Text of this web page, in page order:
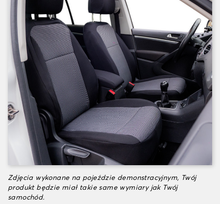
Zdjęcia wykonane na pojeździe demonstracyjnym, Twój
produkt będzie miał takie same wymiary jak Twój
samochód.